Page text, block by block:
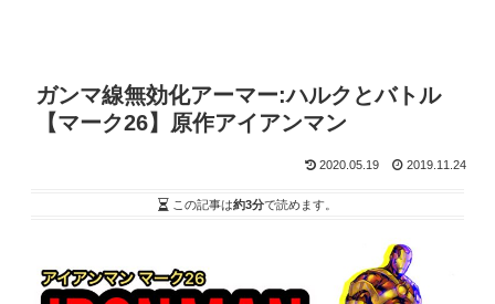
ガンマ線無効化アーマー:ハルクとバトル
【マーク26】原作アイアンマン
2020.05.19 2019.11.24
この記事は約3分で読めます。